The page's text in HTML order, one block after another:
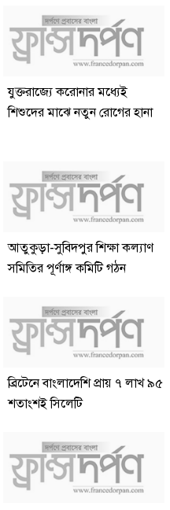
যুক্তরাজ্যে করোনার মধ্যেই
শিশুদের মাঝে নতুন রোগের হানা
আতুকুড়া-সুবিদপুর শিক্ষা কল্যাণ
সমিতির পূর্ণাঙ্গ কমিটি গঠন
ব্রিটেনে বাংলাদেশি প্রায় ৭ লাখ ৯৫
শতাংশই সিলেটি